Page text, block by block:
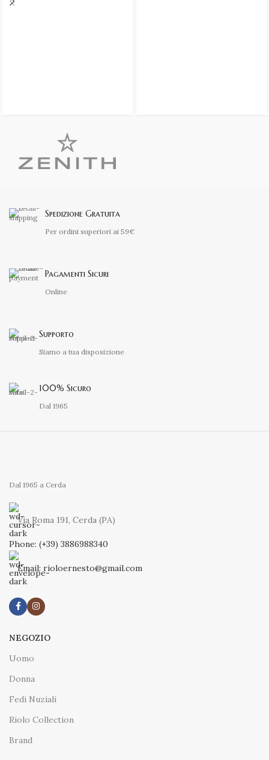
Spedizione Gratuita
Per ordini superiori ai 59€
Pagamenti Sicuri
Online
Supporto
Siamo a tua disposizione
100% Sicuro
Dal 1965
Dal 1965 a Cerda
Via Roma 191, Cerda (PA)
Phone: (+39) 3886988340
Email: rioloernesto@gmail.com
NEGOZIO
Uomo
Donna
Fedi Nuziali
Riolo Collection
Brand